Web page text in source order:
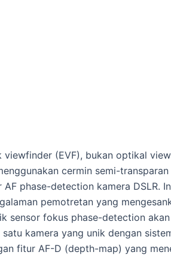
viewfinder (EVF), bukan optikal
cermin semi-transparan
phase-detection kamera DSLR.
pemotretan yang
sensor fokus phase-detection akan
kamera yang unik dengan
fitur AF-D (depth-map) yang